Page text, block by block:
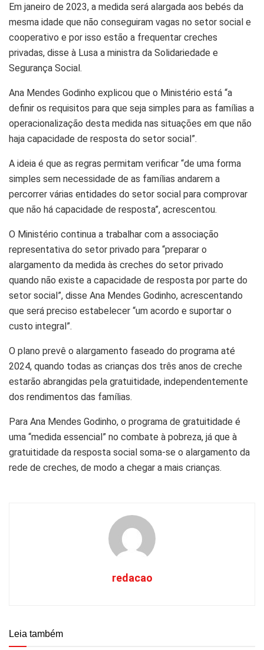
Em janeiro de 2023, a medida será alargada aos bebés da
mesma idade que não conseguiram vagas no setor social e
cooperativo e por isso estão a frequentar creches
privadas, disse à Lusa a ministra da Solidariedade e
Segurança Social.
Ana Mendes Godinho explicou que o Ministério está “a
definir os requisitos para que seja simples para as famílias a
operacionalização desta medida nas situações em que não
haja capacidade de resposta do setor social”.
A ideia é que as regras permitam verificar “de uma forma
simples sem necessidade de as famílias andarem a
percorrer várias entidades do setor social para comprovar
que não há capacidade de resposta”, acrescentou.
O Ministério continua a trabalhar com a associação
representativa do setor privado para “preparar o
alargamento da medida às creches do setor privado
quando não existe a capacidade de resposta por parte do
setor social”, disse Ana Mendes Godinho, acrescentando
que será preciso estabelecer “um acordo e suportar o
custo integral”.
O plano prevê o alargamento faseado do programa até
2024, quando todas as crianças dos três anos de creche
estarão abrangidas pela gratuitidade, independentemente
dos rendimentos das famílias.
Para Ana Mendes Godinho, o programa de gratuitidade é
uma “medida essencial” no combate à pobreza, já que à
gratuitidade da resposta social soma-se o alargamento da
rede de creches, de modo a chegar a mais crianças.
redacao
Leia também